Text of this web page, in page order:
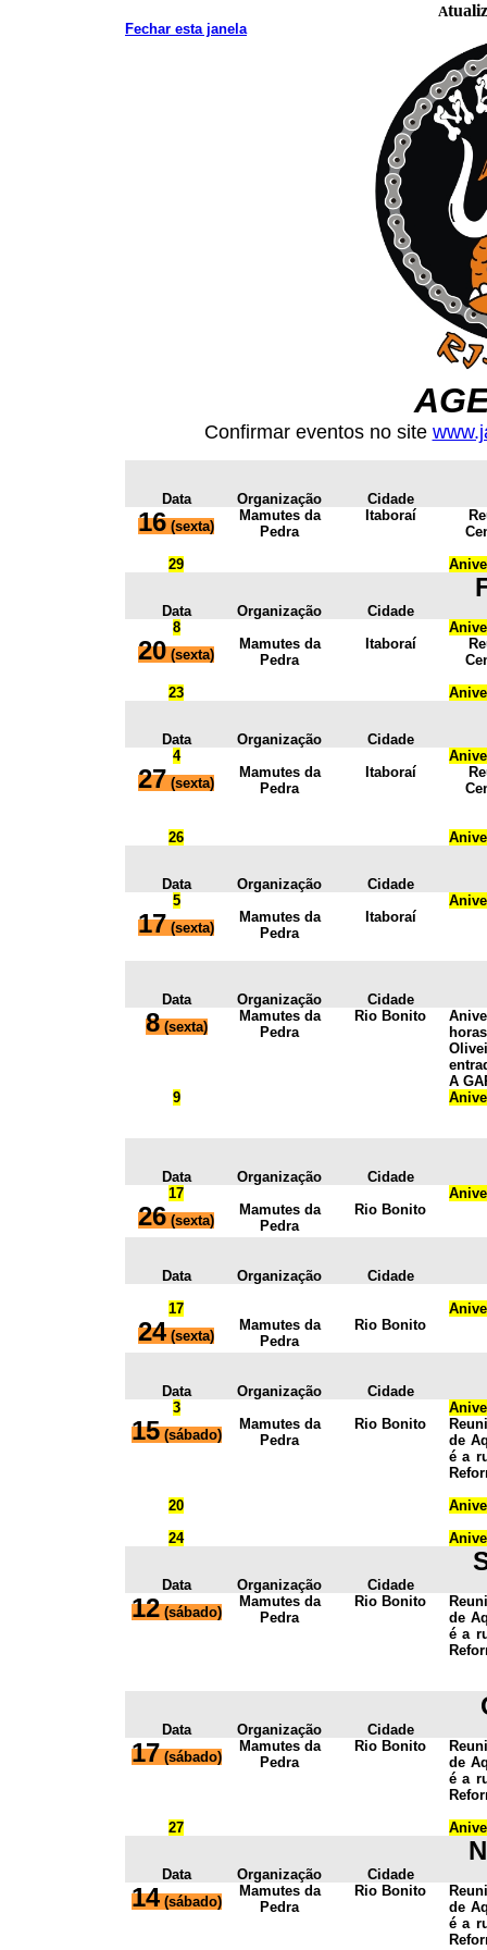
A
Fechar esta janela
Confirmar eventos no site
Data Organização Cidade
16 (sexta)
Mamutes da
Pedra
Itaboraí
29
Data Organização
Cidade
8
20 (sexta)
Mamutes da
Pedra
Itaboraí
23
Data Organização
Cidade
4
27 (sexta)
Mamutes da
Pedra
Itaboraí
26
Data Organização
Cidade
5
17 (sexta)
Mamutes da
Pedra
Itaboraí
Data Organização Cidade
8(sexta)
Mamutes da
Pedra
Rio Bonito
A
9
Data Organização
Cidade
17
26 (sexta)
Mamutes da
Pedra
Rio Bonito
Data Organização
Cidade
17
24 (sexta)
Mamutes da
Pedra
Rio Bonito
Data Organização
Cidade
3
15(sábado)
Mamutes da
Pedra
Rio Bonito
de
é a
20
24
Data Organização Cidade
12(sábado)
Mamutes da
Pedra
Rio Bonito
de
é a
Data Organização Cidade
17 (sábado)
Mamutes da
Pedra
Rio Bonito
de
é a
27
Data Organização Cidade
14(sábado)
Mamutes da
Pedra
Rio Bonito
de
é a